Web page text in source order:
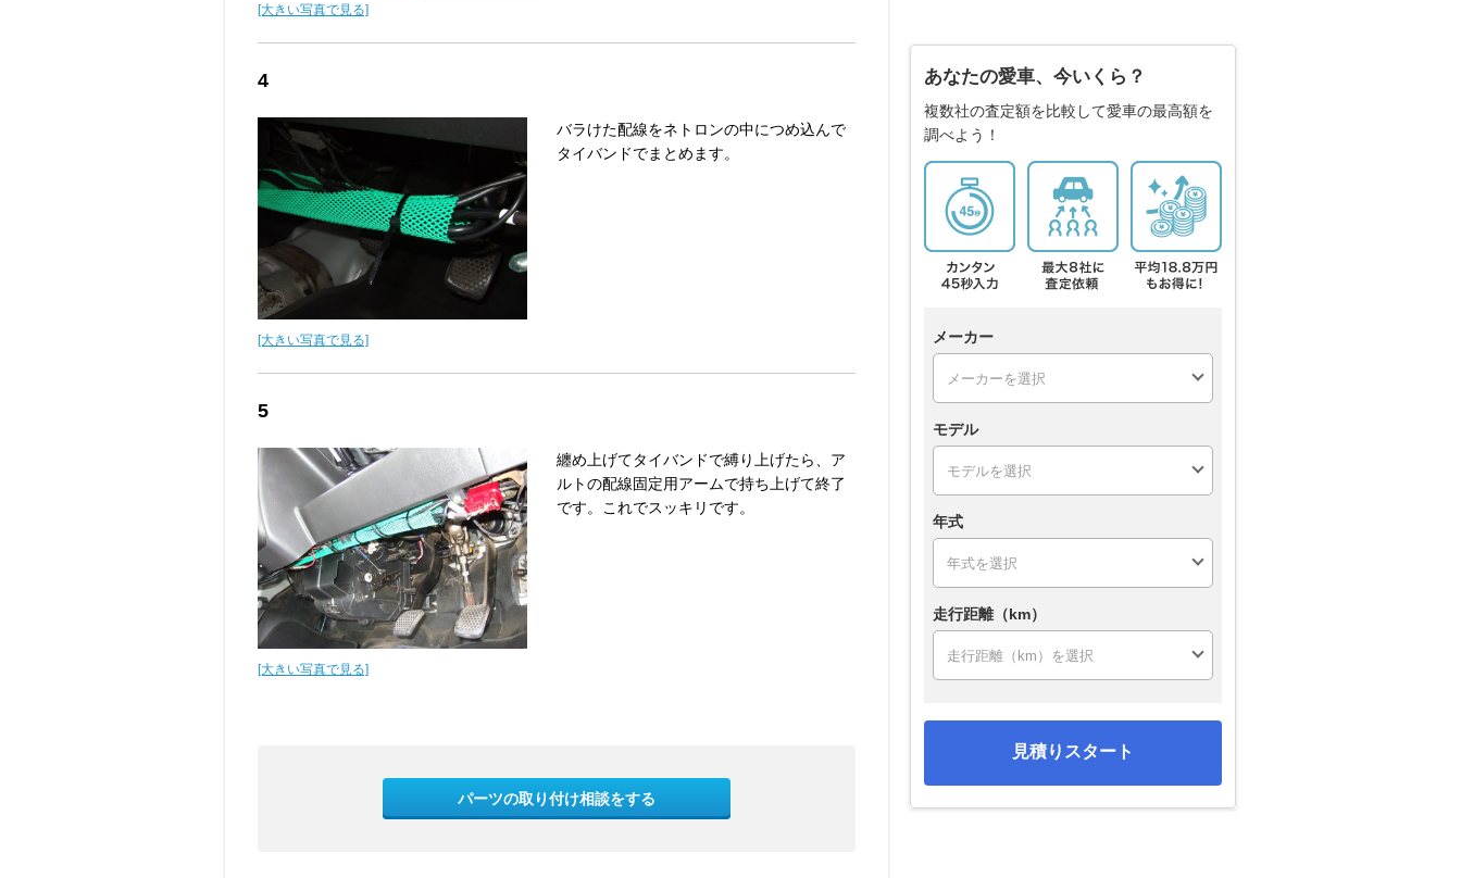
[大きい写真で見る]
4
[大きい写真で見る]
バラけた配線をネトロンの中につめ込んで
タイバンドでまとめます。
5
[大きい写真で見る]
纏め上げてタイバンドで縛り上げたら、ア
ルトの配線固定用アームで持ち上げて終了
です。これでスッキリです。
パーツの取り付け相談をする
あなたの愛車、今いくら？
複数社の査定額を比較して愛車の最高額を
調べよう！
メーカー
モデル
年式
走行距離（km）
見積りスタート